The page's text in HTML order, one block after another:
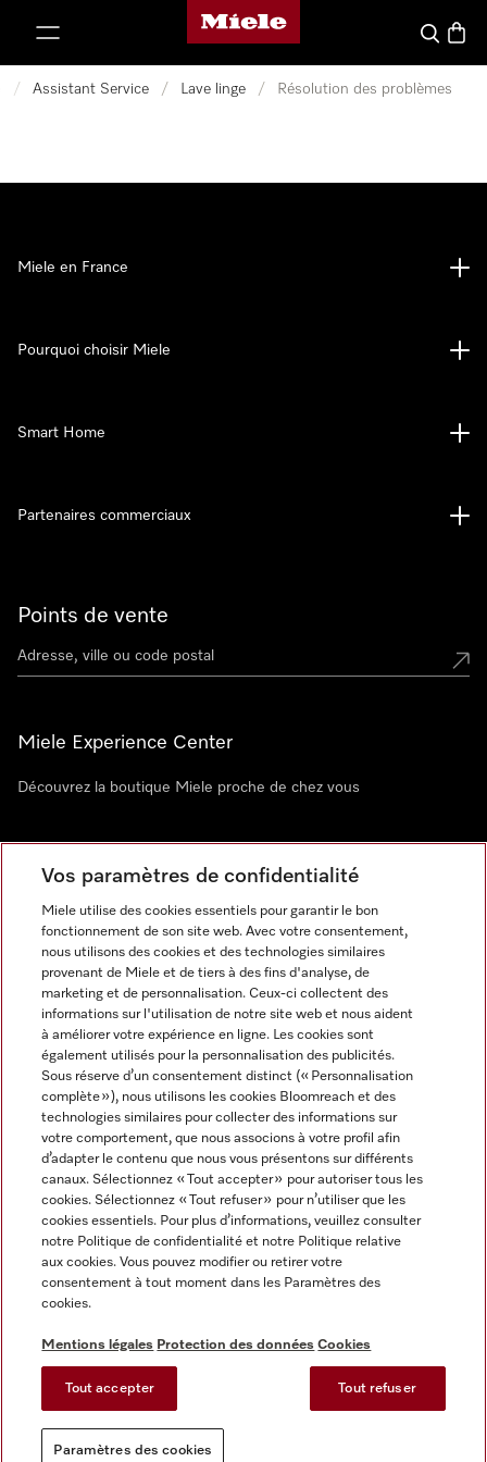
Page d'accueil Miele
Search
/ Assistant Service / Lave linge / Résolution des problèmes
Points de vente
Miele Experience Center
Découvrez la boutique Miele proche de chez vous
Newsletter
Miele en France
Pourquoi choisir Miele
Smart Home
Partenaires commerciaux
Mentions légales
CGV
Protection des données
Conditions d'utilisation
Reglement sur les services numeriques
Paramètres des cookies
Miele sur Instagram
Miele sur Facebook
Miele sur Youtube
Vos paramètres de confidentialité
Miele utilise des cookies essentiels pour garantir le bon
fonctionnement de son site web. Avec votre consentement,
nous utilisons des cookies et des technologies similaires
provenant de Miele et de tiers à des fins d'analyse, de
marketing et de personnalisation. Ceux-ci collectent des
informations sur l'utilisation de notre site web et nous aident
à améliorer votre expérience en ligne. Les cookies sont
également utilisés pour la personnalisation des publicités.
Sous réserve d’un consentement distinct (« Personnalisation
complète »), nous utilisons les cookies Bloomreach et des
technologies similaires pour collecter des informations sur
votre comportement, que nous associons à votre profil afin
d’adapter le contenu que nous vous présentons sur différents
canaux. Sélectionnez « Tout accepter » pour autoriser tous les
cookies. Sélectionnez « Tout refuser » pour n’utiliser que les
cookies essentiels. Pour plus d’informations, veuillez consulter
notre Politique de confidentialité et notre Politique relative
aux cookies. Vous pouvez modifier ou retirer votre
consentement à tout moment dans les Paramètres des
cookies.
Mentions légales Protection des données Cookies
Tout accepter Tout refuser
Paramètres des cookies